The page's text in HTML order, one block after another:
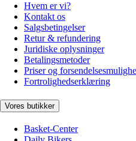
Hvem er vi?
Kontakt os
Salgsbetingelser
Retur & refundering
Juridiske oplysninger
Betalingsmetoder
Priser og
Fortrolighedserklæring
Vores butikker
Basket-Center